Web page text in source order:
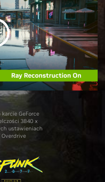
GeForce
3840 x
ustawieniach